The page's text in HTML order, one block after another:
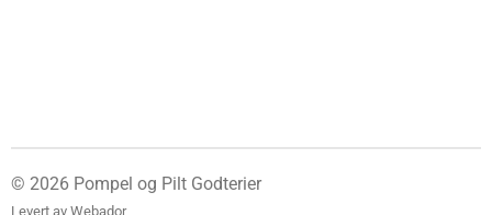
© 2026 Pompel og Pilt Godterier
Levert av Webador